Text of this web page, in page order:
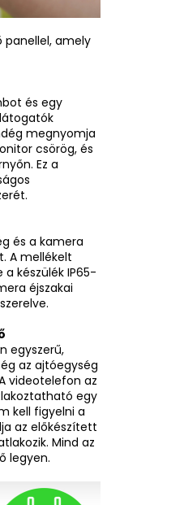
panellel, amely
és egy
megnyomja
csörög, és
Ez a
és a kamera
A mellékelt
készülék IP65-
éjszakai
egyszerű,
az ajtóegység
videotelefon az
egy
kell figyelni a
az előkészített
Mind az
legyen.